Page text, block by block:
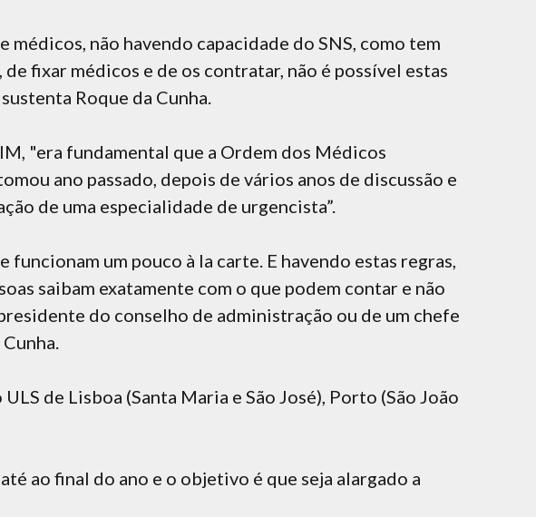
não havendo capacidade do SNS, como tem
fixar médicos e de os contratar, não é possível estas
Roque da Cunha.
"era fundamental que a Ordem dos Médicos
ano passado, depois de vários anos de discussão e
de uma especialidade de urgencista”.
funcionam um pouco à la carte. E havendo estas regras,
saibam exatamente com o que podem contar e não
do conselho de administração ou de um chefe
de Lisboa (Santa Maria e São José), Porto (São João
ao final do ano e o objetivo é que seja alargado a